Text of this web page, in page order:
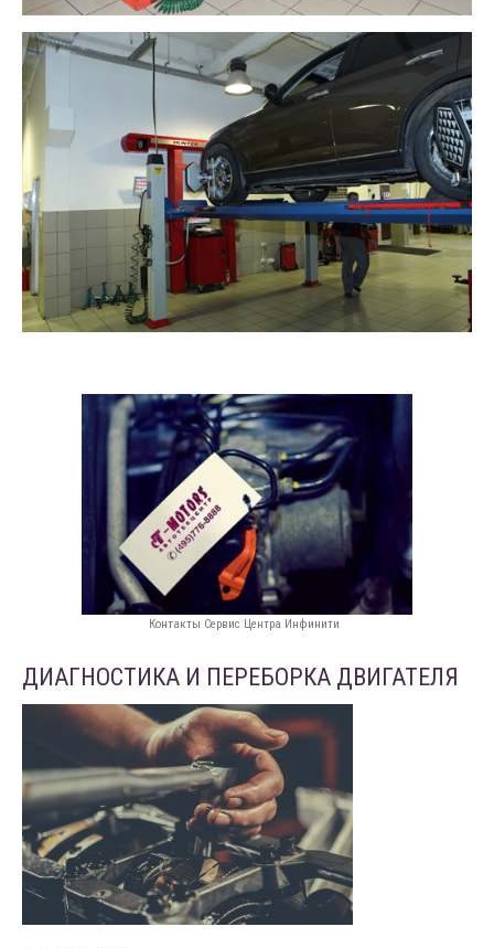
Контакты Сервис Центра Инфинити
ДИАГНОСТИКА И ПЕРЕБОРКА ДВИГАТЕЛЯ